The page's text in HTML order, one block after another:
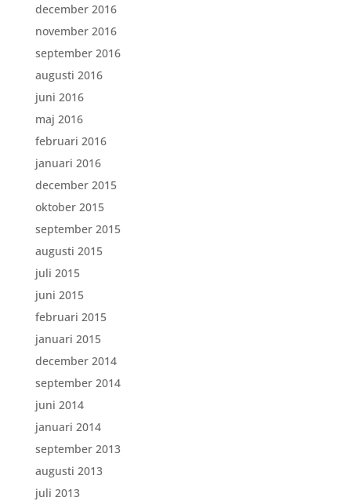
december 2016
november 2016
september 2016
augusti 2016
juni 2016
maj 2016
februari 2016
januari 2016
december 2015
oktober 2015
september 2015
augusti 2015
juli 2015
juni 2015
februari 2015
januari 2015
december 2014
september 2014
juni 2014
januari 2014
september 2013
augusti 2013
juli 2013